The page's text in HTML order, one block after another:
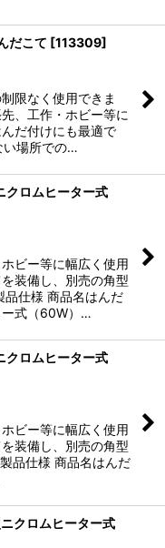
だこて [113309]
限なく使用できま
、工作・ホビー等に
だ付けにも最適で
場所での…
ロムヒーター式
ビー等に幅広く使用
装備し、別売の角型
品仕様 商品名はんだ
ー式（60W）…
ロムヒーター式
ビー等に幅広く使用
装備し、別売の角型
品仕様 商品名はんだ
クロムヒーター式